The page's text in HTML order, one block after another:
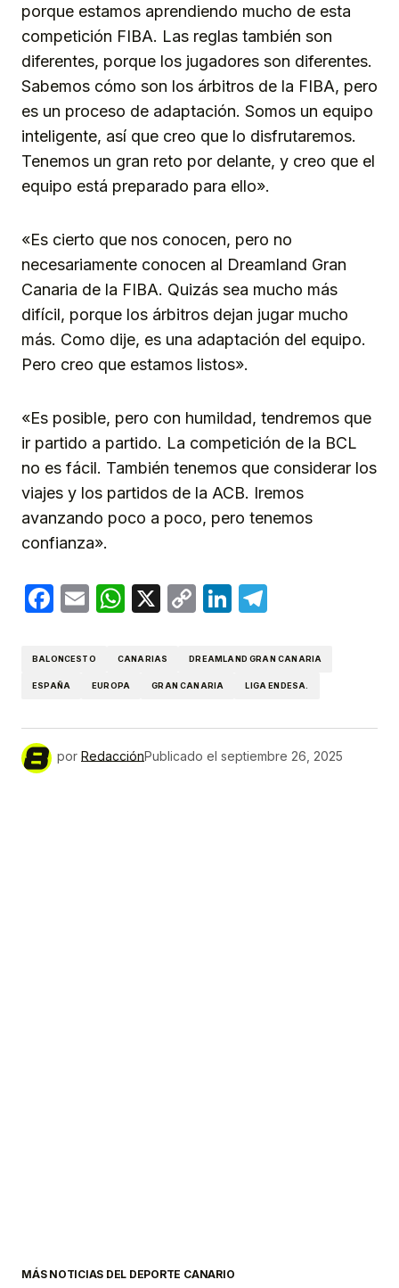
porque estamos aprendiendo mucho de esta
competición FIBA. Las reglas también son
diferentes, porque los jugadores son diferentes.
Sabemos cómo son los árbitros de la FIBA, pero
es un proceso de adaptación. Somos un equipo
inteligente, así que creo que lo disfrutaremos.
Tenemos un gran reto por delante, y creo que el
equipo está preparado para ello».
«Es cierto que nos conocen, pero no
necesariamente conocen al Dreamland Gran
Canaria de la FIBA. Quizás sea mucho más
difícil, porque los árbitros dejan jugar mucho
más. Como dije, es una adaptación del equipo.
Pero creo que estamos listos».
«Es posible, pero con humildad, tendremos que
ir partido a partido. La competición de la BCL
no es fácil. También tenemos que considerar los
viajes y los partidos de la ACB. Iremos
avanzando poco a poco, pero tenemos
confianza».
Facebook
EmailWhatsApp
X
CopyLinkedIn
BALONCESTO CANARIAS DREAMLAND GRAN CANARIA
ESPAÑA EUROPA GRAN CANARIA LIGA ENDESA.
por RedacciónPublicado el septiembre 26, 2025
MÁS NOTICIAS DEL DEPORTE CANARIO